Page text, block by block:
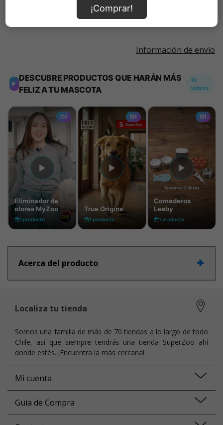
Añadir al carrito
Información de envío
Acerca del producto
¡Comprar!
Localiza tu tienda
Somos una familia de más de 70 tiendas a lo largo de todo
Chile, así que siempre tendrás una tienda SuperZoo ahí
donde estés. ¡Encuentra la más cercana!
Mi cuenta
Guía de Compra